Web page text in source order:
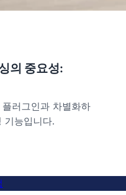
의 중요성:
러그인과 차별화하
기능입니다.